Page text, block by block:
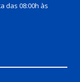
das 08:00h às